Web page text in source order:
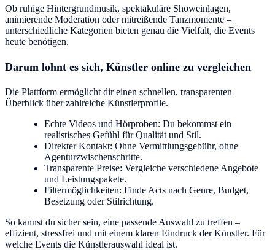
Ob ruhige Hintergrundmusik, spektakuläre Showeinlagen,
animierende Moderation oder mitreißende Tanzmomente –
unterschiedliche Kategorien bieten genau die Vielfalt, die Events
heute benötigen.
Darum lohnt es sich, Künstler online zu vergleichen
Die Plattform ermöglicht dir einen schnellen, transparenten
Überblick über zahlreiche Künstlerprofile.
Echte Videos und Hörproben: Du bekommst ein
realistisches Gefühl für Qualität und Stil.
Direkter Kontakt: Ohne Vermittlungsgebühr, ohne
Agenturzwischenschritte.
Transparente Preise: Vergleiche verschiedene Angebote
und Leistungspakete.
Filtermöglichkeiten: Finde Acts nach Genre, Budget,
Besetzung oder Stilrichtung.
So kannst du sicher sein, eine passende Auswahl zu treffen –
effizient, stressfrei und mit einem klaren Eindruck der Künstler. Für
welche Events die Künstlerauswahl ideal ist.